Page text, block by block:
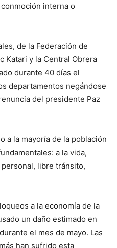
interna o
de la Federación de
Katari y la Central Obrera
durante 40 días el
departamentos negándose
del presidente Paz
a la mayoría de la población
a la vida,
libre tránsito,
a la economía de la
un daño estimado en
el mes de mayo. Las
han sufrido esta